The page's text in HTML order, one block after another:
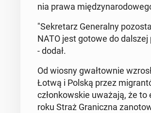
nia prawa
"Se­kre­tarz Ge­ne­ral­ny
NATO jest gotowe do
- dodał.
Od wiosny gwał­tow­nie
Łotwą i Polską przez
człon­kow­skie uważają, że
roku Straż Gra­nicz­na